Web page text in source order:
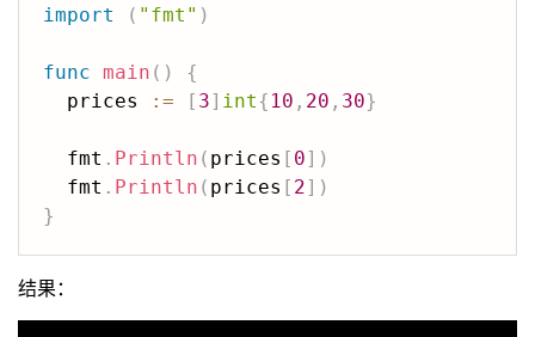
import
( "fmt" )
func main ( )
{
  prices
:= [ 3] int{ 10 , 20 , 30}
  fmt
. Println ( prices [ 0] )
  fmt
. Println ( prices [ 2] )
}
结果：